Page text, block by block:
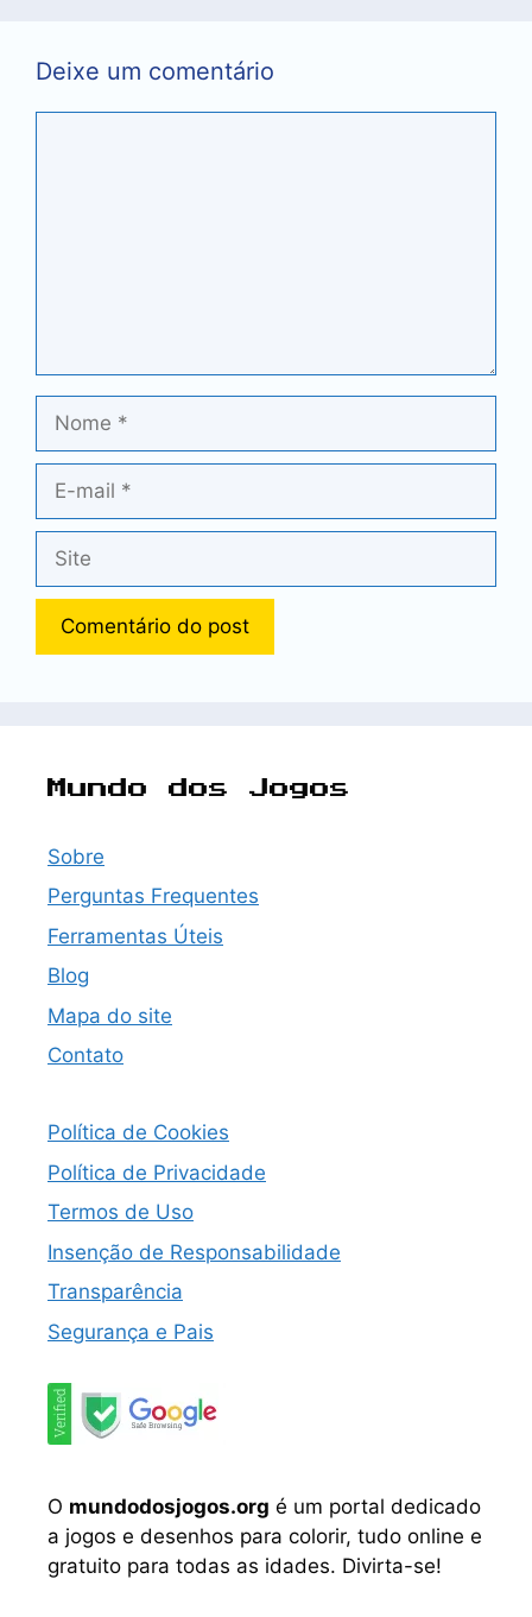
Deixe um comentário
mail
Mundo dos Jogos
Sobre
Perguntas Frequentes
Ferramentas Úteis
Blog
Mapa do site
Contato
Política de Cookies
Política de Privacidade
Termos de Uso
Insenção de Responsabilidade
Transparência
Segurança e Pais
O mundodosjogos.org é um portal dedicado
a jogos e desenhos para colorir, tudo online e
gratuito para todas as idades. Divirta-se!